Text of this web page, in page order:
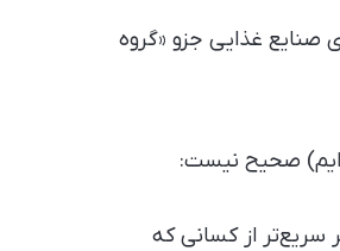
صنایع غذایی جزو «گروه
صحیح نیست:
سریع‌تر از کسانی که